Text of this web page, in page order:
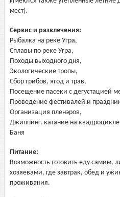
мест).
Сервис и развлечения:
Рыбалка на реке Угра,
Сплавы по реке Угра,
Походы выходного дня,
Экологические тропы,
Сбор грибов, ягод и трав,
Посещение пасеки с дегустацией
Проведение фестивалей и
Организация пленэров,
Джиппинг, катание на
Баня
Питание:
Возможность готовить еду самим,
хозяевами, где завтрак, обед и
проживания.